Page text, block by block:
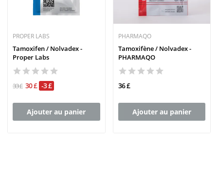
PROPER LABS
Tamoxifen / Nolvadex -
Proper Labs
33 £ 30 £ -3 £
Ajouter au panier
PHARMAQO
Tamoxifène / Nolvadex -
PHARMAQO
36 £
Ajouter au panier